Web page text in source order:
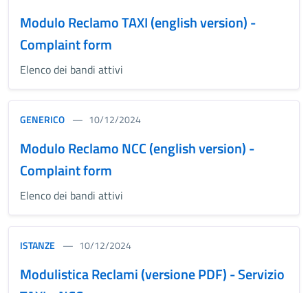
Modulo Reclamo TAXI (english version) -
Complaint form
Elenco dei bandi attivi
GENERICO 10/12/2024
Modulo Reclamo NCC (english version) -
Complaint form
Elenco dei bandi attivi
ISTANZE 10/12/2024
Modulistica Reclami (versione PDF) - Servizio